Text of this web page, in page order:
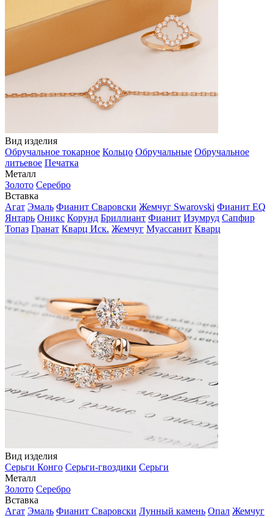
Вид изделия
Обручальное токарное Кольцо Обручальные Обручальное
литьевое Печатка
Металл
Золото Серебро
Вставка
Агат Эмаль Фианит Сваровски Жемчуг Swarovski Фианит EQ
Янтарь Оникс Корунд Бриллиант Фианит Изумруд Сапфир
Топаз Гранат Кварц Иск. Жемчуг Муассанит Кварц
Вид изделия
Серьги Конго Серьги-гвоздики Серьги
Металл
Золото Серебро
Вставка
Агат Эмаль Фианит Сваровски Лунный камень Опал Жемчуг